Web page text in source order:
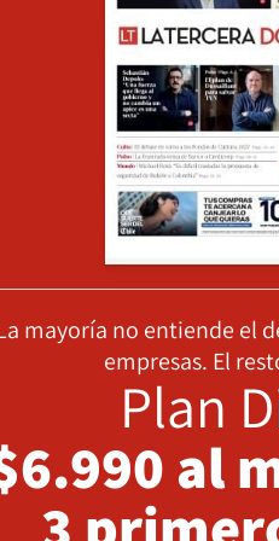
mayoría no entiende el
empresas. El
Plan
al